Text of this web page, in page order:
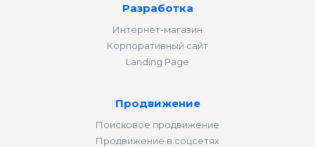
Разработка
Интернет-магазин
Корпоративный сайт
Landing Page
Продвижение
Поисковое продвижение
Продвижение в соцсетях